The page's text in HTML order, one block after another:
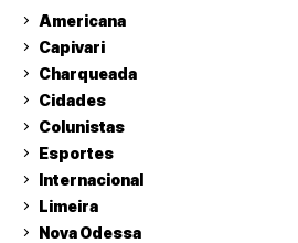
Americana
Capivari
Charqueada
Cidades
Colunistas
Esportes
Internacional
Limeira
Nova Odessa